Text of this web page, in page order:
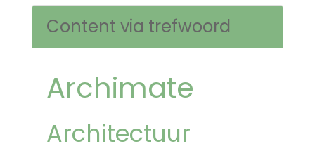
Content via trefwoord
Archimate
Architectuur